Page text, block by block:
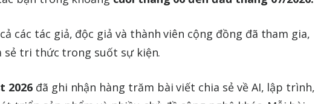
các tác giả, độc giả và thành viên cộng đồng đã tham gia,
sẻ tri thức trong suốt sự kiện.
2026đã ghi nhận hàng trăm bài viết chia sẻ về AI, lập trình,